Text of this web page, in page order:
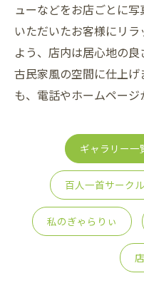
ューなどをお店ごとに
いただいたお客様にリ
よう、店内は居心地の
古民家風の空間に仕上
も、電話やホームページ
ギャラリー一
百人一首サーク
私のぎゃらりぃ